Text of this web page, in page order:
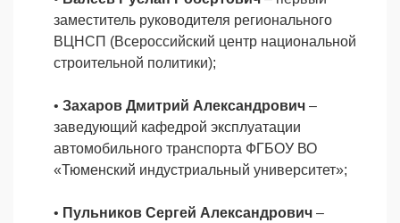
заместитель руководителя регионального
ВЦНСП (Всероссийский центр национальной
строительной политики);
• Захаров Дмитрий Александрович –
заведующий кафедрой эксплуатации
автомобильного транспорта ФГБОУ ВО
«Тюменский индустриальный университет»;
• Пульников Сергей Александрович –